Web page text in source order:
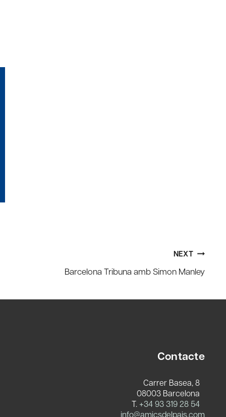
NEXT
Barcelona Tribuna amb Simon Manley
Contacte
Carrer Basea, 8
08003 Barcelona
T. +34 93 319 28 54
info@amicsdelpais.com